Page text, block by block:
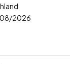
2026